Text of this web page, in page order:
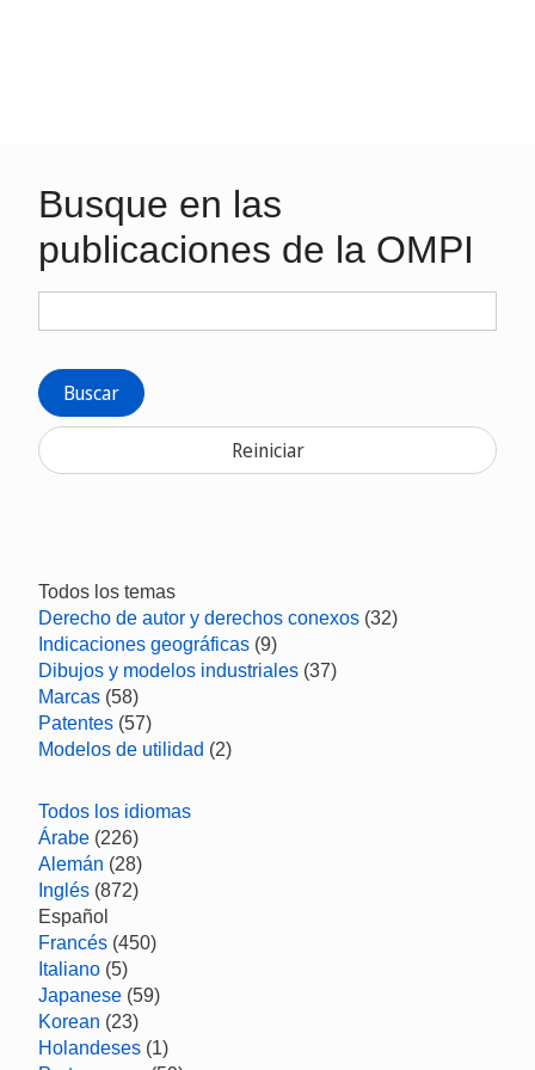
Busque en las
publicaciones de la OMPI
Buscar
Reiniciar
Todos los temas
Derecho de autor y derechos conexos (32)
Indicaciones geográficas (9)
Dibujos y modelos industriales (37)
Marcas (58)
Patentes (57)
Modelos de utilidad (2)
Todos los idiomas
Árabe (226)
Alemán (28)
Inglés (872)
Español
Francés (450)
Italiano (5)
Japanese (59)
Korean (23)
Holandeses (1)